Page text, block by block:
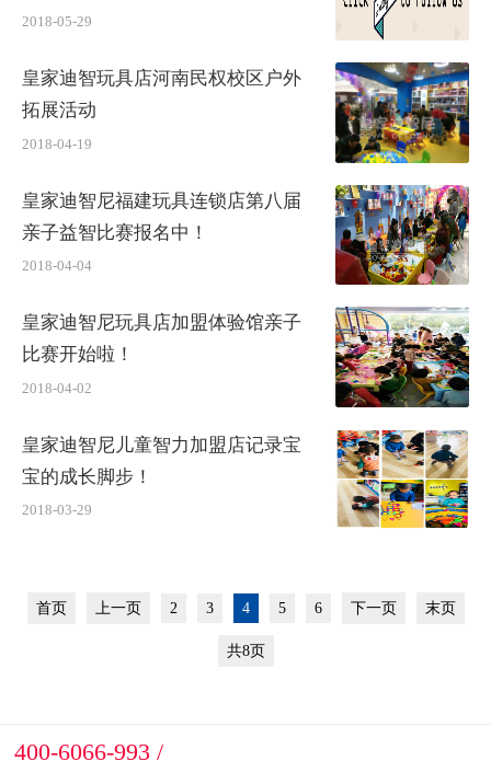
2018-05-29
皇家迪智玩具店河南民权校区户外
拓展活动
2018-04-19
皇家迪智尼福建玩具连锁店第八届
亲子益智比赛报名中！
2018-04-04
皇家迪智尼玩具店加盟体验馆亲子
比赛开始啦！
2018-04-02
皇家迪智尼儿童智力加盟店记录宝
宝的成长脚步！
2018-03-29
首页 上一页 2 3 4 5 6 下一页 末页
共8页
400-6066-993 /